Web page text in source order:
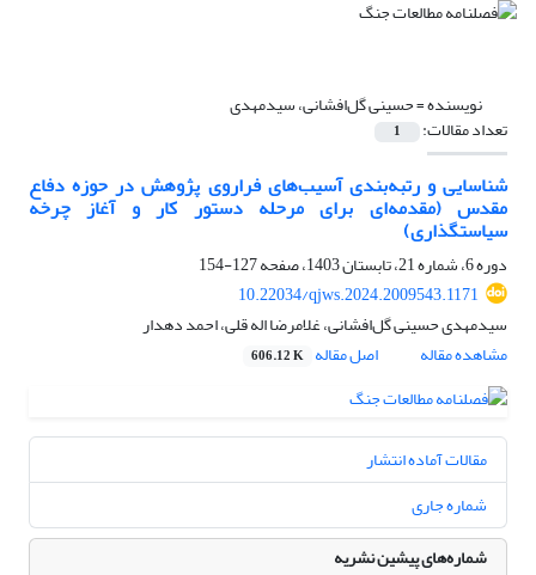
نویسنده =حسینی گل‌افشانی، سیدمهدی
تعداد مقالات: 1
شناسایی و رتبه‌بندی آسیب‌های فراروی پژوهش در حوزه دفاع
مقدس (مقدمه‌ای برای مرحله دستور کار و آغاز چرخه
سیاستگذاری)
دوره 6، شماره 21، تابستان 1403، صفحه
127-154
10.22034/qjws.2024.2009543.1171
سیدمهدی حسینی گل‌افشانی، غلامرضا اله قلی، احمد دهدار
مشاهده مقاله
اصل مقاله 606.12 K
مقالات آماده انتشار
شماره جاری
شماره‌های پیشین نشریه